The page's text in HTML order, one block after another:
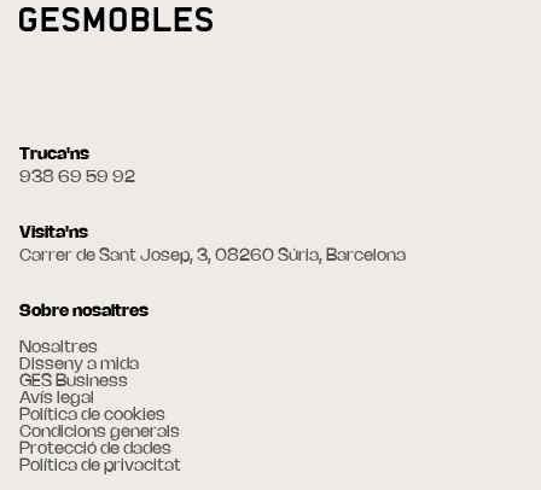
Truca'ns
938 69 59 92
Visita'ns
Carrer de Sant Josep, 3, 08260 Súria, Barcelona
Sobre nosaltres
Nosaltres
Disseny a mida
GES Business
Avís legal
Política de cookies
Condicions generals
Protecció de dades
Política de privacitat